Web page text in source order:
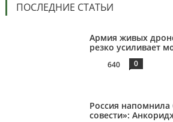
ПОСЛЕДНИЕ СТАТЬИ
Армия живых
резко усиливает
640 0
Россия
совести»: